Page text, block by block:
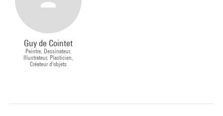
également ce fonds.
Guy de Cointet
Peintre, Dessinateur,
Illustrateur, Plasticien,
Créateur d'objets